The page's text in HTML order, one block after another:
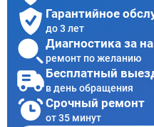
Гарантийное
до 3 лет
Диагностика за
ремонт по желанию
Бесплатный
в день обращения
Срочный ремонт
от 35 минут